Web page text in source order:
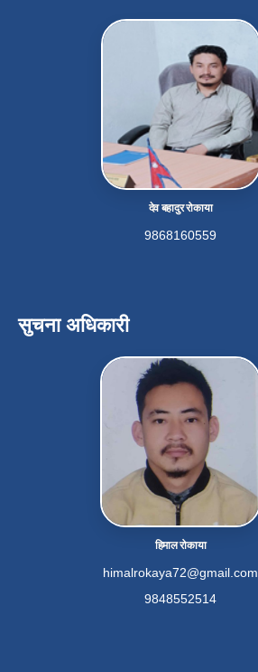
देव बहादुर रोकाया
9868160559
सुचना अधिकारी
हिमाल रोकाया
himalrokaya72@gmail.com
9848552514